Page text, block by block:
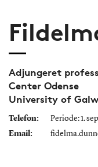
Adjungeret
Center Odense
University of
Telefon:
Periode: 1.
Email: